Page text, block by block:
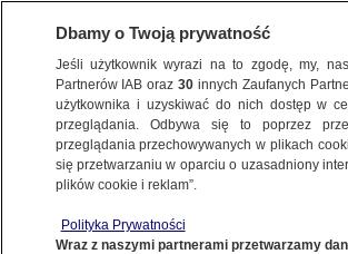
POLSKA
elektryka. "Będzie to skrojone
Dbamy o Twoją prywatność
Jeśli użytkownik wyrazi na to zgodę, my,
Partnerów IAB oraz30 innych Zaufanych
użytkownika i uzyskiwać do nich dostęp w
przeglądania. Odbywa się to poprzez
przeglądania przechowywanych w plikach
się przetwarzaniu w oparciu o uzasadniony
plików cookie i reklam”.
Polityka Prywatności
Wraz z naszymi partnerami przetwarzamy